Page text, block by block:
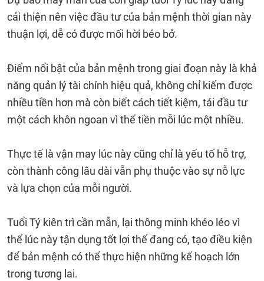
cải thiện nên việc đầu tư của bản mệnh thời gian này
thuận lợi, dễ có được mối hời béo bở.
Điểm nổi bật của bản mệnh trong giai đoạn này là khả
năng quản lý tài chính hiệu quả, không chỉ kiếm được
nhiều tiền hơn mà còn biết cách tiết kiệm, tái đầu tư
một cách khôn ngoan vì thế tiền mỗi lúc một nhiều.
Thực tế là vận may lúc này cũng chỉ là yếu tố hỗ trợ,
còn thành công lâu dài vẫn phụ thuộc vào sự nỗ lực
và lựa chọn của mỗi người.
Tuổi Tý kiên trì cần mẫn, lại thông minh khéo léo vì
thế lúc này tận dụng tốt lợi thế đang có, tạo điều kiện
để bản mệnh có thể thực hiện những kế hoạch lớn
trong tương lai.